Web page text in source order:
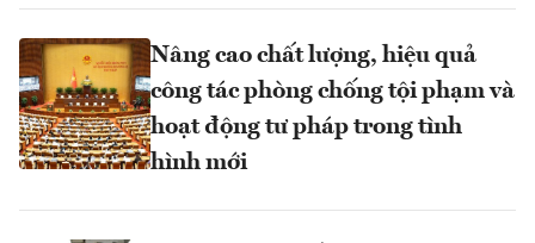
Nâng cao chất lượng, hiệu quả
công tác phòng chống tội phạm và
hoạt động tư pháp trong tình
hình mới